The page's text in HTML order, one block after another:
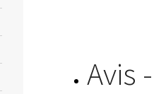
Avis -